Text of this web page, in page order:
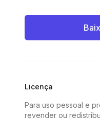
Licença
Para uso pessoal e
revender ou